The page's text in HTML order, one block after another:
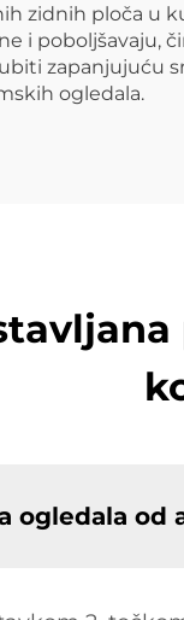
zidnih ploča u
i poboljšavaju,
zapanjujuću
ogledala.
ogledala